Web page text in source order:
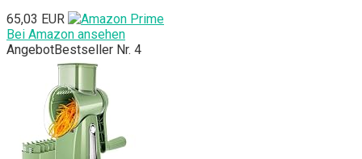
65,03 EUR
Bei Amazon ansehen
AngebotBestseller Nr. 4